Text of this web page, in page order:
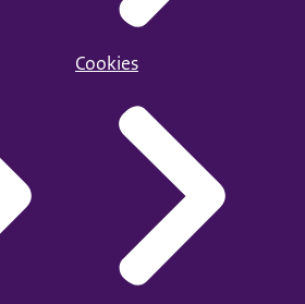
Cookies